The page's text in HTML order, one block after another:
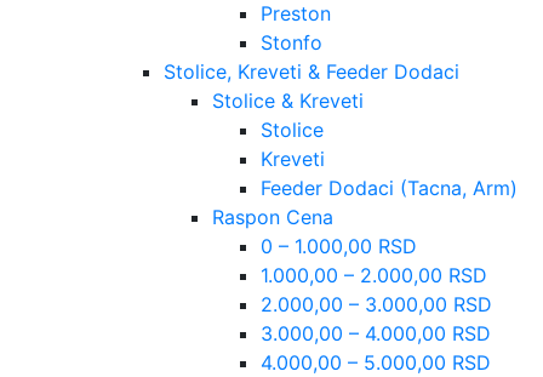
Preston
Stonfo
Stolice, Kreveti & Feeder Dodaci
Stolice & Kreveti
Stolice
Kreveti
Feeder Dodaci (Tacna, Arm)
Raspon Cena
0 – 1.000,00 RSD
1.000,00 – 2.000,00 RSD
2.000,00 – 3.000,00 RSD
3.000,00 – 4.000,00 RSD
4.000,00 – 5.000,00 RSD